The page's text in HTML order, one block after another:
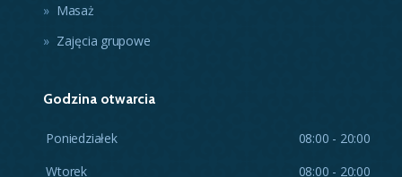
Masaż
Zajęcia grupowe
Godzina otwarcia
Poniedziałek
08:00 - 20:00
Wtorek
08:00 - 20:00